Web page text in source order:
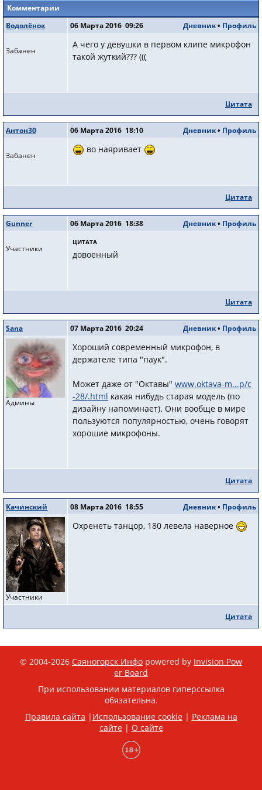
Комментарии
Водолёнок
Забанен
Дневник• Профиль
06 Марта 2016 09:26
А чего у девушки в первом клипе микрофон
такой жуткий??? (((
Цитата
Антон30
Забанен
Дневник• Профиль
06 Марта 2016 18:10
во наяривает
Цитата
Gunner
Участники
Дневник• Профиль
06 Марта 2016 18:38
ЦИТАТА
довоенный
Цитата
Sana
Админы
Дневник• Профиль
07 Марта 2016 20:24
Хороший современный микрофон, в
держателе типа "паук".
Может даже от "Октавы" www.oktava-m...p/c
-28/.html какая нибудь старая модель (по
дизайну напоминает). Они вообще в мире
пользуются популярностью, очень говорят
хорошие микрофоны.
Цитата
Качинский
Участники
Дневник• Профиль
08 Марта 2016 18:55
Охренеть танцор, 180 левела наверное
Цитата
© 2004-2026 Саяногорск Инфо powered by Invision Pow
er Board
При использовании материалов гиперссылка
обязательна.
Правила сайта | Использование cookie| Реклама на
сайте| О сайте